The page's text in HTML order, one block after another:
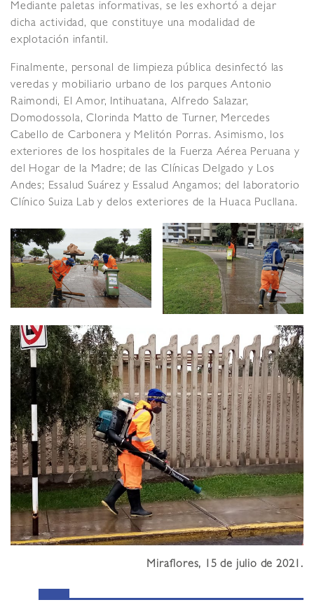
Mediante paletas informativas, se les exhortó a dejar
dicha actividad, que constituye una modalidad de
explotación infantil.
Finalmente, personal de limpieza pública desinfectó las
veredas y mobiliario urbano de los parques Antonio
Raimondi, El Amor, Intihuatana, Alfredo Salazar,
Domodossola, Clorinda Matto de Turner, Mercedes
Cabello de Carbonera y Melitón Porras. Asimismo, los
exteriores de los hospitales de la Fuerza Aérea Peruana y
del Hogar de la Madre; de las Clínicas Delgado y Los
Andes; Essalud Suárez y Essalud Angamos; del laboratorio
Clínico Suiza Lab y delos exteriores de la Huaca Pucllana.
Miraflores, 15 de julio de 2021.